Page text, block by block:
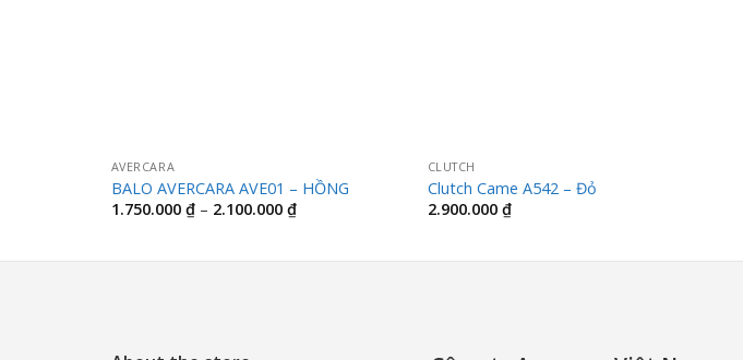
AVERCARA
BALO AVERCARA AVE01 – HỒNG
1.750.000 ₫ – 2.100.000 ₫Khoảng
giá:
CLUTCH
Clutch Came A542 – Đỏ
2.900.000 ₫